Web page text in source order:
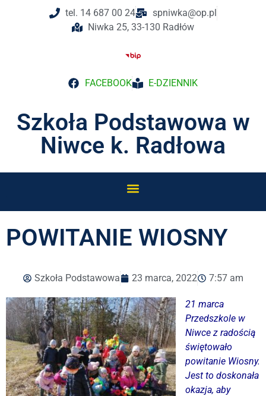
tel. 14 687 00 24
spniwka@op.pl
Niwka 25, 33-130 Radłów
FACEBOOK E-DZIENNIK
Szkoła Podstawowa w
Niwce k. Radłowa
POWITANIE WIOSNY
Szkoła Podstawowa 23 marca, 2022 7:57 am
21 marca
Przedszkole w
Niwce z radością
świętowało
powitanie Wiosny.
Jest to doskonała
okazja, aby